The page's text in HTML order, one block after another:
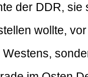
der DDR, sie
wollte,